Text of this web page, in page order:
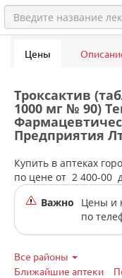
Цены
Троксактив
1000 мг № 90)
Предприятия
Тева
о.о Польша в
Екатеринбурга
Купить в аптеках
по цене от 2 400-00
Важно
Цены и
по
Все районы
Ближайшие аптеки